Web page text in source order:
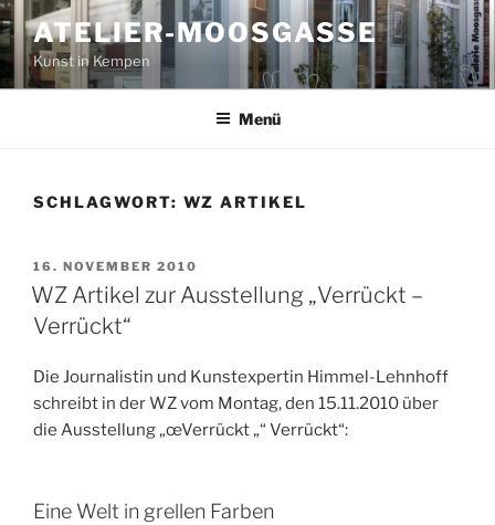
Zum
Inhalt
springen
ATELIER-MOOSGASSE
Kunst in Kempen
Menü
SCHLAGWORT: WZ ARTIKEL
VERÖFFENTLICHT
AM
16. NOVEMBER 2010
WZ Artikel zur Ausstellung „Verrückt –
Verrückt“
Die Journalistin und Kunstexpertin Himmel-Lehnhoff
schreibt in der WZ vom Montag, den 15.11.2010 über
die Ausstellung „œVerrückt „“ Verrückt“:
Eine Welt in grellen Farben